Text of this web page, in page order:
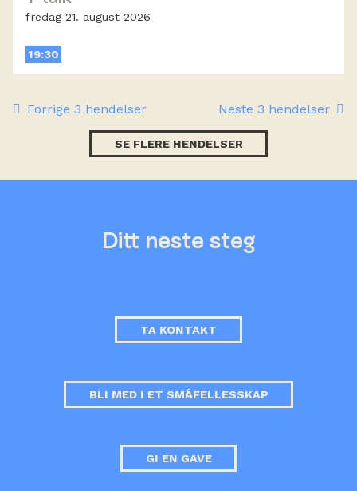
fredag 21. august 2026
19:30
Forrige 3 hendelser Neste 3 hendelser
SE FLERE HENDELSER
Ditt neste steg
TA KONTAKT
BLI MED I ET SMÅFELLESSKAP
GI EN GAVE